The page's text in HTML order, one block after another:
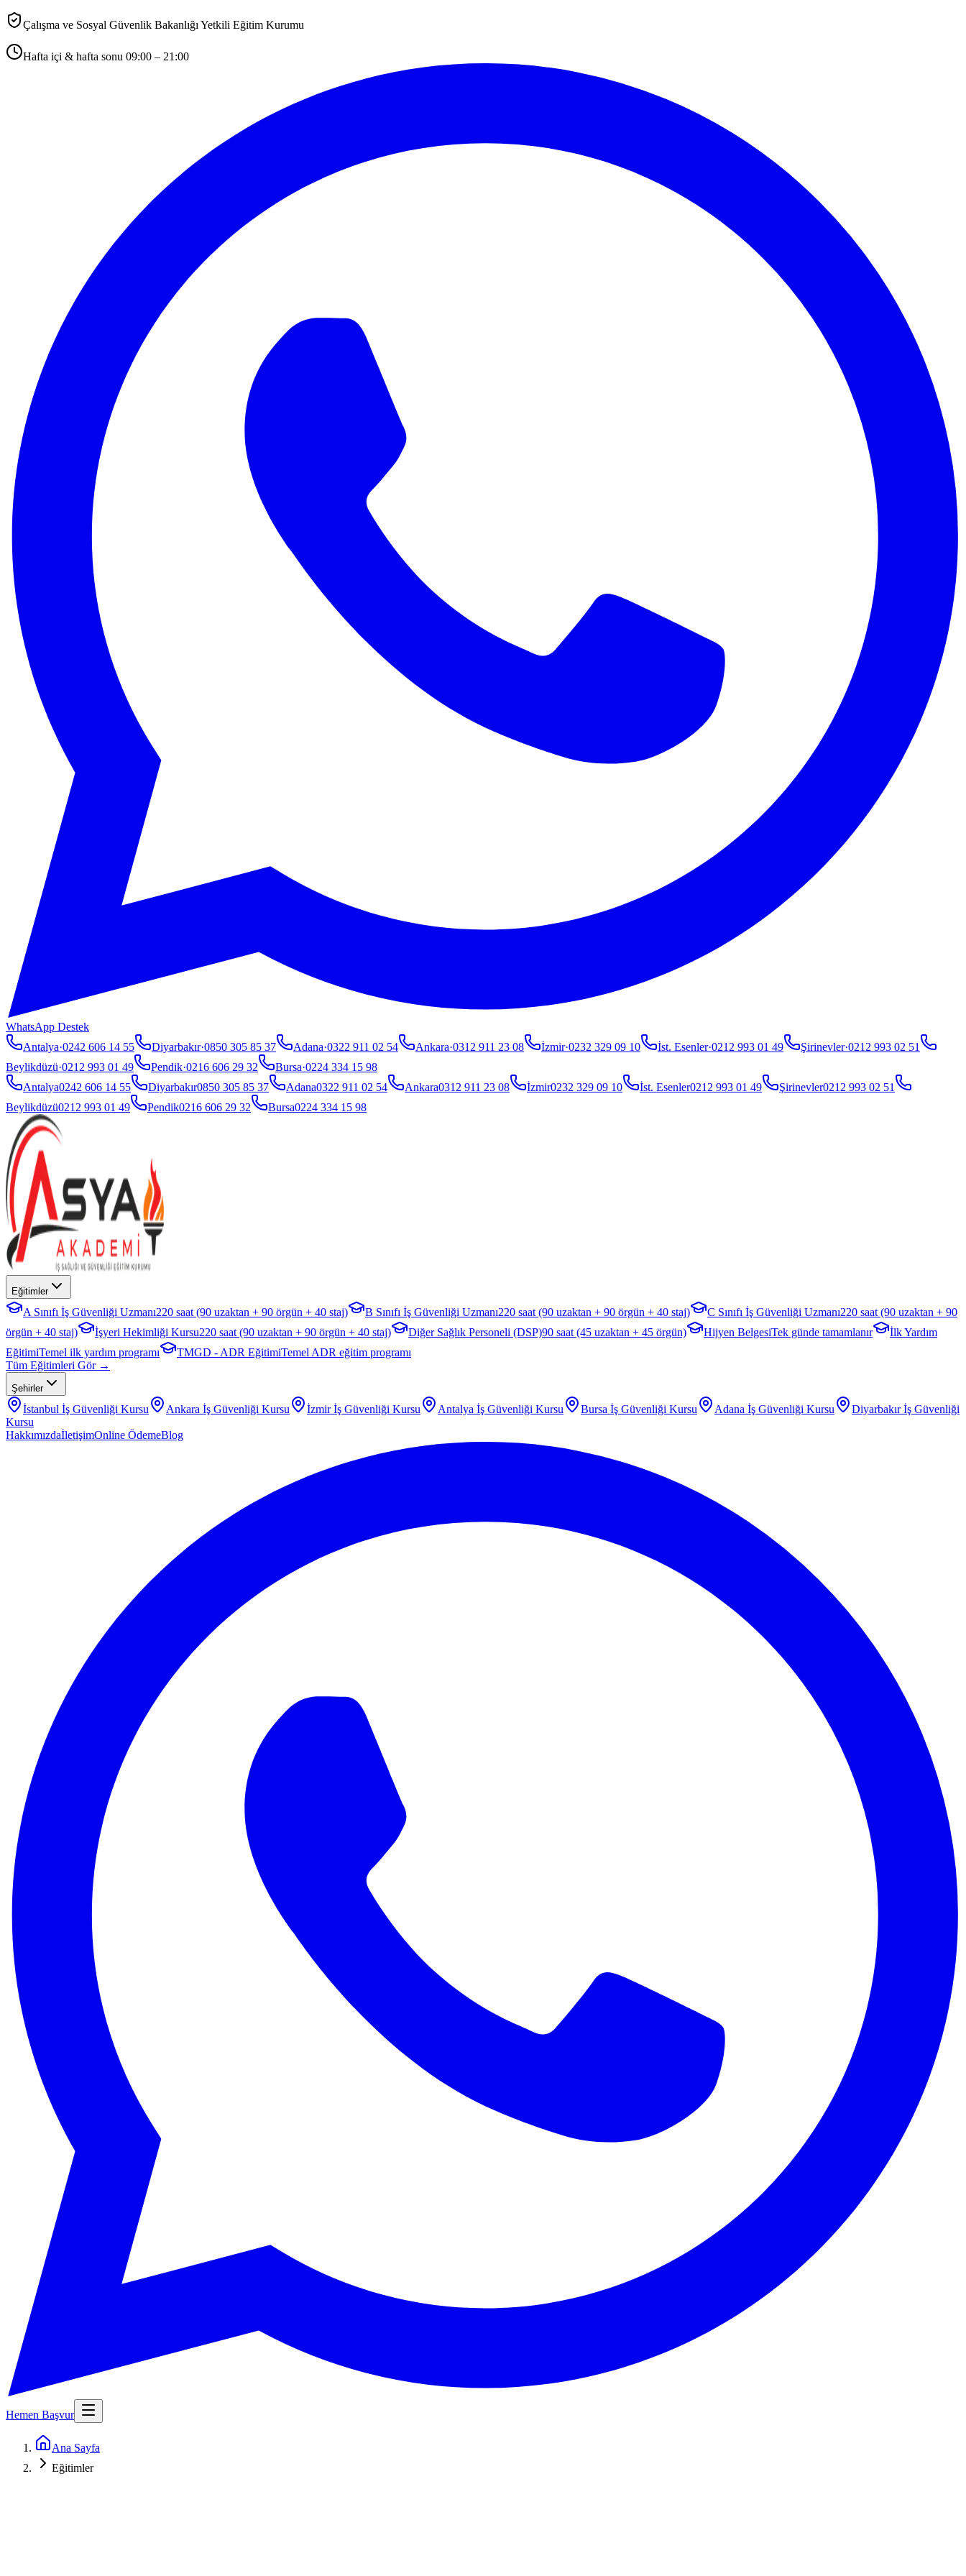
Çalışma ve Sosyal Güvenlik Bakanlığı Yetkili Eğitim Kurumu
Hafta içi & hafta sonu 09:00 – 21:00
WhatsApp Destek
Antalya·0242 606 14 55 Diyarbakır·0850 305 85 37 Adana·0322 911 02 54 Ankara·0312 911 23 08 İzmir·0232 329 09 10 İst. Esenler·0212 993 01 49 Şirinevler·0212 993 02 51
Beylikdüzü·0212 993 01 49 Pendik·0216 606 29 32 Bursa·0224 334 15 98
Antalya0242 606 14 55 Diyarbakır0850 305 85 37 Adana0322 911 02 54 Ankara0312 911 23 08 İzmir0232 329 09 10 İst. Esenler0212 993 01 49 Şirinevler0212 993 02 51
Beylikdüzü0212 993 01 49 Pendik0216 606 29 32 Bursa0224 334 15 98
Eğitimler
A Sınıfı İş Güvenliği Uzmanı220 saat (90 uzaktan + 90 örgün + 40 staj) B Sınıfı İş Güvenliği Uzmanı220 saat (90 uzaktan + 90 örgün + 40 staj) C Sınıfı İş Güvenliği Uzmanı220 saat (90 uzaktan + 90
örgün + 40 staj)
İşyeri Hekimliği Kursu220 saat (90 uzaktan + 90 örgün + 40 staj) Diğer Sağlık Personeli (DSP)90 saat (45 uzaktan + 45 örgün) Hijyen BelgesiTek günde tamamlanır
İlk Yardım
EğitimiTemel ilk yardım programı TMGD - ADR EğitimiTemel ADR eğitim programı
Tüm Eğitimleri Gör →
Şehirler
İstanbul İş Güvenliği Kursu Ankara İş Güvenliği Kursu İzmirİş Güvenliği Kursu Antalya İş Güvenliği Kursu Bursa İş Güvenliği Kursu Adana İş Güvenliği Kursu Diyarbakırİş Güvenliği
Kursu
HakkımızdaİletişimOnline ÖdemeBlog
Hemen Başvur
Ana Sayfa
Eğitimler